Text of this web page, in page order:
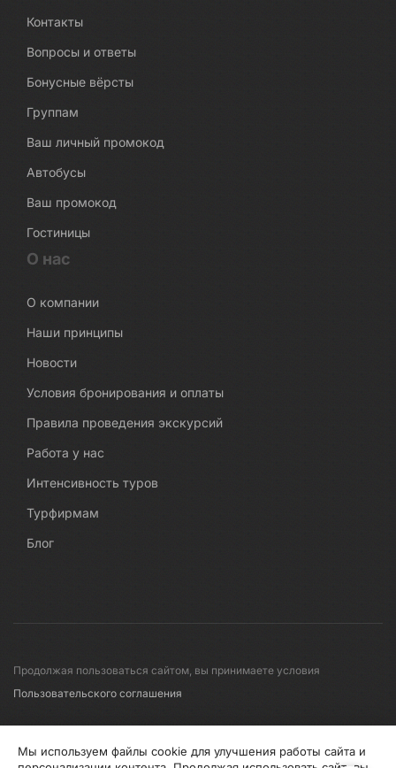
Контакты
Вопросы и ответы
Бонусные вёрсты
Группам
Ваш личный промокод
Автобусы
Ваш промокод
Гостиницы
О нас
О компании
Наши принципы
Новости
Условия бронирования и оплаты
Правила проведения экскурсий
Работа у нас
Интенсивность туров
Турфирмам
Блог
Продолжая пользоваться сайтом, вы принимаете условия
Пользовательского соглашения
© 2008-2026 Первые линии
Мы используем файлы cookie для улучшения работы сайта и